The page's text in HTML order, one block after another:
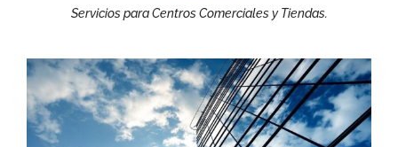
Servicios para Centros Comerciales y Tiendas.